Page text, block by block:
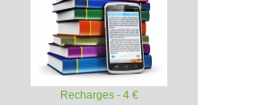
Recharges - 4 €